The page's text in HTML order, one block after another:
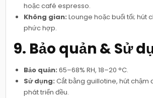
hoặc café espresso.
Không gian: Lounge hoặc buổi tối; hút
phức hợp.
9. Bảo quản & Sử
Bảo quản: 65–68% RH, 18–20 °C.
Sử dụng: Cắt bằng guillotine, hút chậm
phát triển đều.